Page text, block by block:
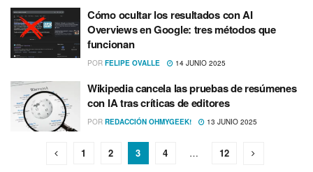
Cómo ocultar los resultados con AI
Overviews en Google: tres métodos que
funcionan
POR FELIPE OVALLE 14 JUNIO 2025
Wikipedia cancela las pruebas de resúmenes
con IA tras críticas de editores
POR REDACCIÓN OHMYGEEK! 13 JUNIO 2025
1 2 3 4 … 12